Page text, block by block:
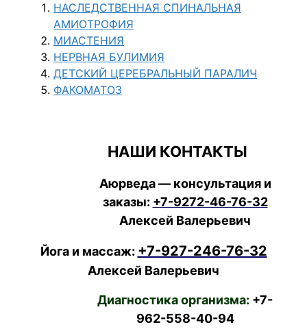
НАСЛЕДСТВЕННАЯ СПИНАЛЬНАЯ
АМИОТРОФИЯ
МИАСТЕНИЯ
НЕРВНАЯ БУЛИМИЯ
ДЕТСКИЙ ЦЕРЕБРАЛЬНЫЙ ПАРАЛИЧ
ФАКОМАТОЗ
НАШИ КОНТАКТЫ
Аюрведа — консультация и
заказы: +7-9272-46-76-32
Алексей Валерьевич
Йога и массаж: +7-927-246-76-32
Алексей Валерьевич
Диагностика организма: +7-
962-558-40-94